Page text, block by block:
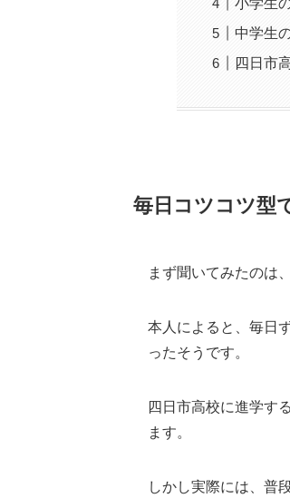
中学生
四日市
毎日コツコツ型
まず聞いてみたのは
本人によると、毎日
ったそうです。
四日市高校に進学す
ます。
しかし実際には、普